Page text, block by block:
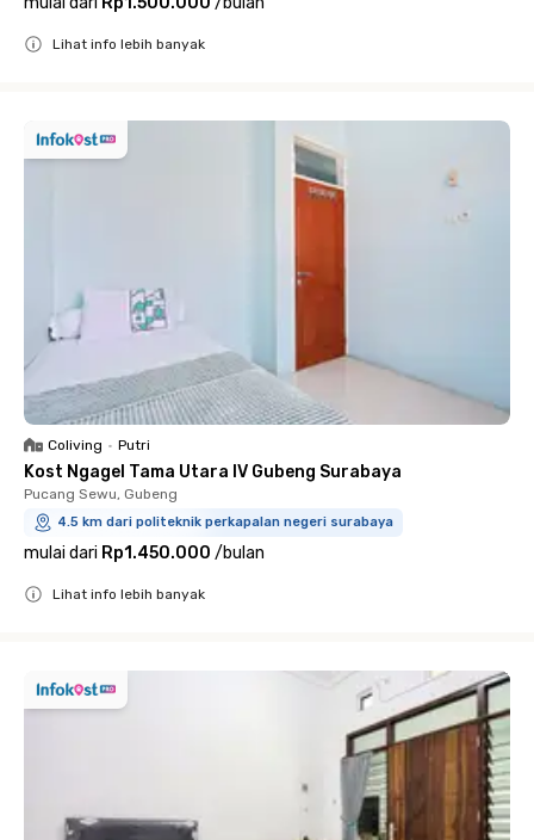
Lihat info lebih banyak
Coliving • Putri
Kost Ngagel Tama Utara IV Gubeng Surabaya
Pucang Sewu, Gubeng
4.5 km dari politeknik perkapalan negeri surabaya
mulai dari Rp1.450.000 /bulan
Lihat info lebih banyak